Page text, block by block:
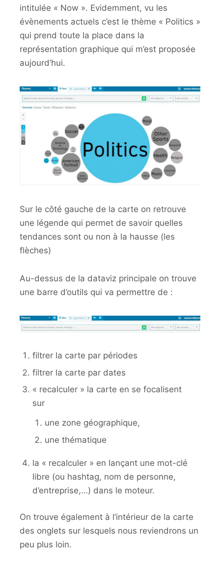
intitulée « Now ». Evidemment, vu les
évènements actuels c’est le thème « Politics »
qui prend toute la place dans la
représentation graphique qui m’est proposée
aujourd’hui.
Sur le côté gauche de la carte on retrouve
une légende qui permet de savoir quelles
tendances sont ou non à la hausse (les
flèches)
Au-dessus de la dataviz principale on trouve
une barre d’outils qui va permettre de :
filtrer la carte par périodes
filtrer la carte par dates
« recalculer » la carte en se focalisent
sur
une zone géographique,
une thématique
la « recalculer » en lançant une mot-clé
libre (ou hashtag, nom de personne,
d’entreprise,…) dans le moteur.
On trouve également à l’intérieur de la carte
des onglets sur lesquels nous reviendrons un
peu plus loin.